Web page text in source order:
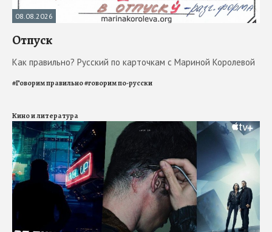
08.08.2026
Отпуск
Как правильно? Русский по карточкам с Мариной Королевой
#Говорим правильно#говорим по-русски
Кино и литература